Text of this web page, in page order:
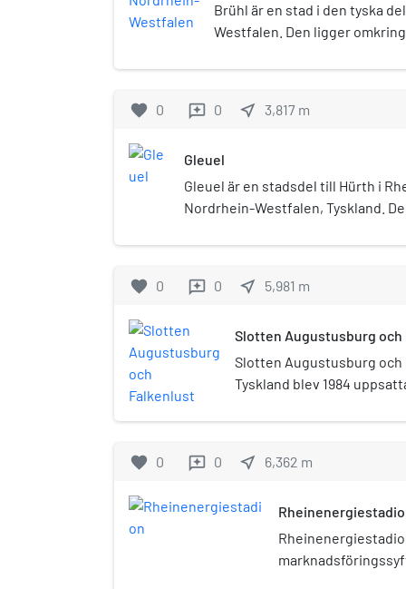
Brühl är en stad i den tyska
Westfalen. Den ligger omkring
har cirka 45 000 invånare,
och Falkenlust. I staden ligger
favorite 0 reviews 0 near_me 3,817 m
Gleuel
Gleuel är en stadsdel till Hürth i
Nordrhein-Westfalen, Tyskland.
motorvägen A1.
favorite 0 reviews 0 near_me 5,981 m
Slotten Augustusburg och
Slotten Augustusburg och
Tyskland blev 1984
trädgård.
favorite 0 reviews 0 near_me 6,362 m